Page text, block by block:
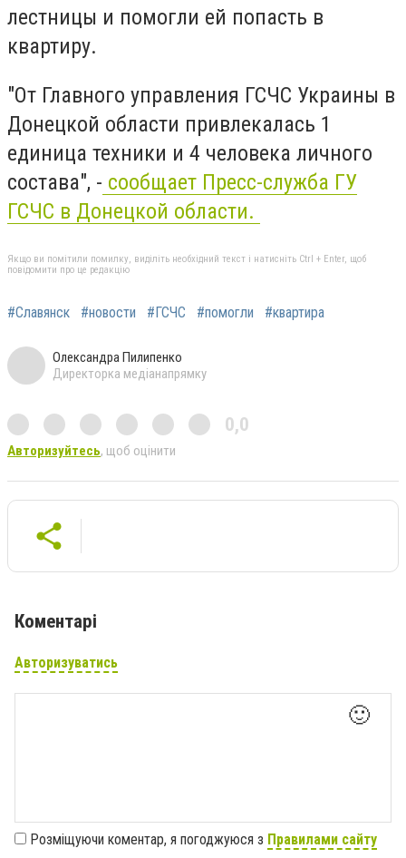
лестницы и помогли ей попасть в
квартиру.
"От Главного управления ГСЧС Украины в
Донецкой области привлекалась 1
единица техники и 4 человека личного
состава", - сообщает Пресс-служба ГУ
ГСЧС в Донецкой области.
Якщо ви помітили помилку, виділіть необхідний текст і натисніть Ctrl + Enter, щоб
повідомити про це редакцію
#Славянск #новости #ГСЧС #помогли #квартира
Олександра Пилипенко
Директорка медіанапрямку
0,0
Авторизуйтесь, щоб оцінити
Коментарі
Авторизуватись
🙂
Розміщуючи коментар, я погоджуюся з Правилами сайту